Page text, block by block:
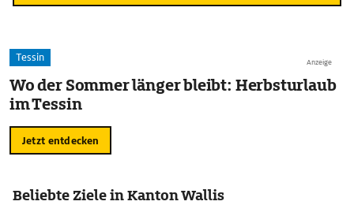
Anzeige
Tessin
Wo der Sommer länger bleibt: Herbsturlaub
im Tessin
Jetzt entdecken
Beliebte Ziele in Kanton Wallis